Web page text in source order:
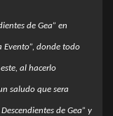
de Gea” en
Evento”, donde todo
al hacerlo
saludo que sera
de Gea” y